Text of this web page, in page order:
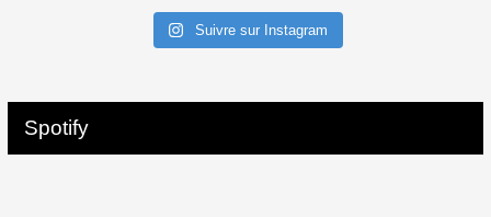
Suivre sur Instagram
Spotify